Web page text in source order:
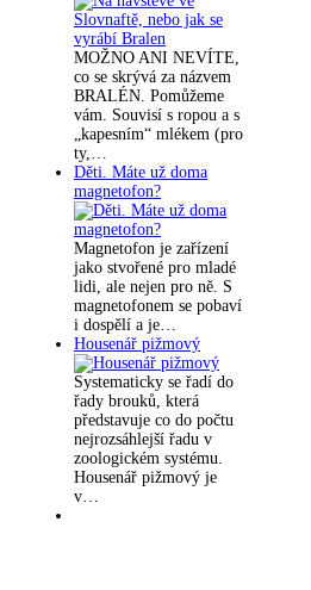
MOŽNO ANI NEVÍTE,
co se skrývá za názvem
BRALÉN. Pomůžeme
vám. Souvisí s ropou a s
„kapesním“ mlékem (pro
ty,…
Děti. Máte už doma
magnetofon?
Magnetofon je zařízení
jako stvořené pro mladé
lidi, ale nejen pro ně. S
magnetofonem se pobaví
i dospělí a je…
Housenář pižmový
Systematicky se řadí do
řady brouků, která
představuje co do počtu
nejrozsáhlejší řadu v
zoologickém systému.
Housenář pižmový je
v…